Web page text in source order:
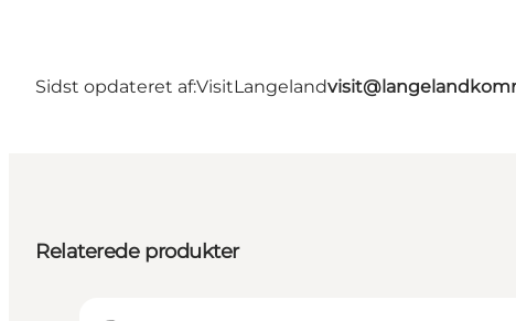
Sidst opdateret af:VisitLangeland
Relaterede produkter